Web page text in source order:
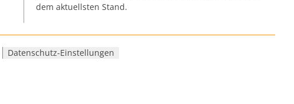
dem aktuellsten Stand.
Datenschutz-Einstellungen